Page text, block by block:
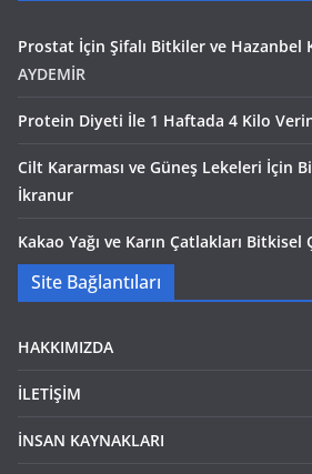
Prostat İçin Şifalı Bitkiler ve Hazanbel
AYDEMİR
Protein Diyeti İle 1 Haftada 4 Kilo
Cilt Kararması ve Güneş Lekeleri İçin
İkranur
Kakao Yağı ve Karın Çatlakları Bitkisel
Site Bağlantıları
HAKKIMIZDA
İLETİŞİM
İNSAN KAYNAKLARI